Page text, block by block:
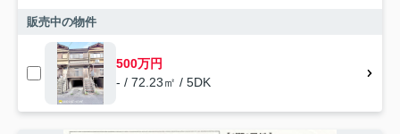
販売中の物件
500万円
- / 72.23㎡ / 5DK